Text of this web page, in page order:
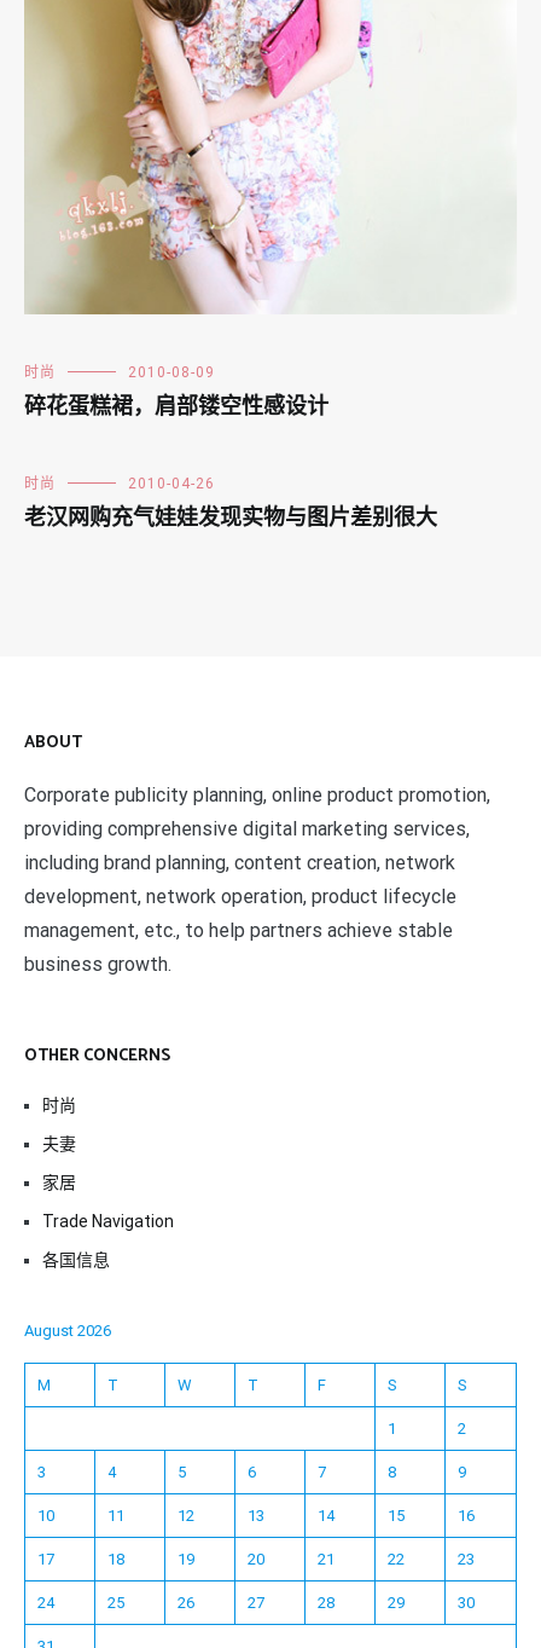
时尚 2010-08-09
碎花蛋糕裙，肩部镂空性感设计
时尚 2010-04-26
老汉网购充气娃娃发现实物与图片差别很大
ABOUT
Corporate publicity planning, online product promotion,
providing comprehensive digital marketing services,
including brand planning, content creation, network
development, network operation, product lifecycle
management, etc., to help partners achieve stable
business growth.
OTHER CONCERNS
时尚
夫妻
家居
Trade Navigation
各国信息
August 2026
M T W T F S S
1 2
3 4 5 6 7 8 9
10 11 12 13 14 15 16
17 18 19 20 21 22 23
24 25 26 27 28 29 30